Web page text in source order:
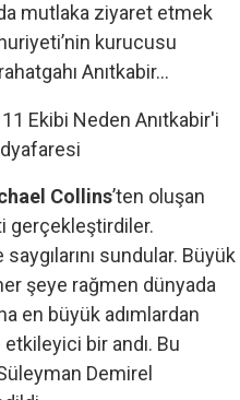
mutlaka ziyaret etmek
kurucusu
Anıtkabir…
Collins’ten oluşan
gerçekleştirdiler.
sundular. Büyük
şeye rağmen dünyada
en büyük adımlardan
bir andı. Bu
Demirel